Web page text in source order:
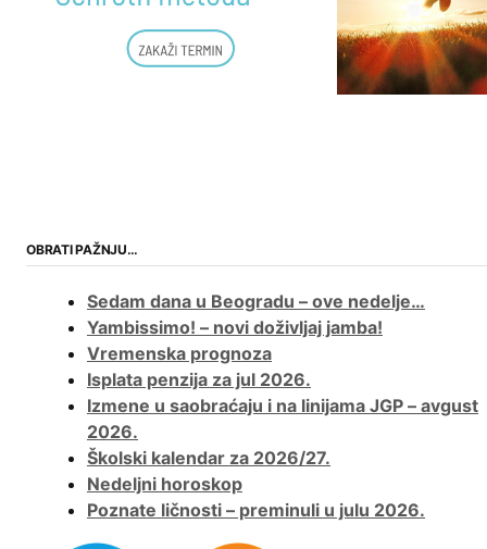
OBRATI PAŽNJU…
Sedam dana u Beogradu – ove nedelje…
Yambissimo! – novi doživljaj jamba!
Vremenska prognoza
Isplata penzija za jul 2026.
Izmene u saobraćaju i na linijama JGP – avgust
2026.
Školski kalendar za 2026/27.
Nedeljni horoskop
Poznate ličnosti – preminuli u julu 2026.